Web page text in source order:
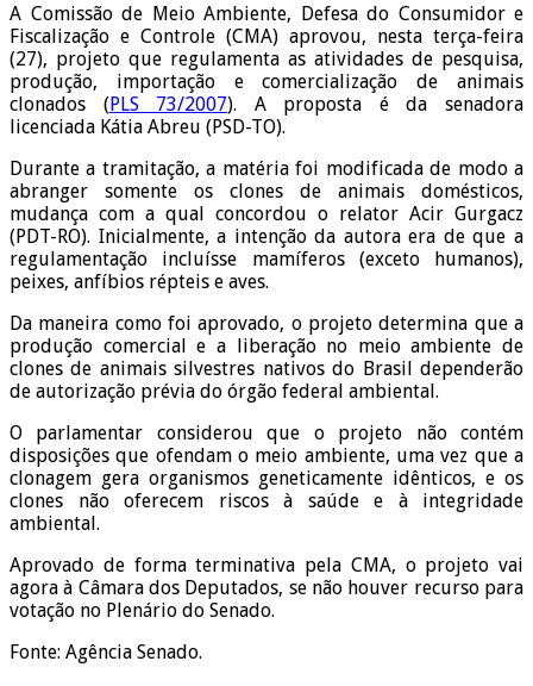
A Comissão de Meio Ambiente, Defesa do Consumidor e
Fiscalização e Controle (CMA) aprovou, nesta terça-feira
(27), projeto que regulamenta as atividades de pesquisa,
produção, importação e comercialização de animais
clonados (PLS 73/2007). A proposta é da senadora
licenciada Kátia Abreu (PSD-TO).
Durante a tramitação, a matéria foi modificada de modo a
abranger somente os clones de animais domésticos,
mudança com a qual concordou o relator Acir Gurgacz
(PDT-RO). Inicialmente, a intenção da autora era de que a
regulamentação incluísse mamíferos (exceto humanos),
peixes, anfíbios répteis e aves.
Da maneira como foi aprovado, o projeto determina que a
produção comercial e a liberação no meio ambiente de
clones de animais silvestres nativos do Brasil dependerão
de autorização prévia do órgão federal ambiental.
O parlamentar considerou que o projeto não contém
disposições que ofendam o meio ambiente, uma vez que a
clonagem gera organismos geneticamente idênticos, e os
clones não oferecem riscos à saúde e à integridade
ambiental.
Aprovado de forma terminativa pela CMA, o projeto vai
agora à Câmara dos Deputados, se não houver recurso para
votação no Plenário do Senado.
Fonte: Agência Senado.